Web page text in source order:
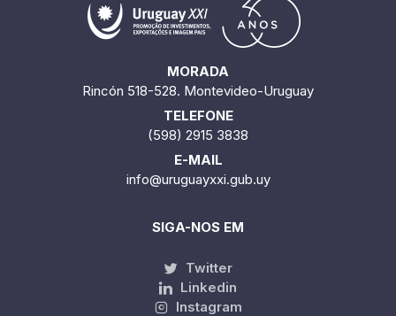
MORADA
Rincón 518-528. Montevideo-Uruguay
TELEFONE
(598) 2915 3838
E-MAIL
info@uruguayxxi.gub.uy
SIGA-NOS EM
Twitter
Linkedin
Instagram